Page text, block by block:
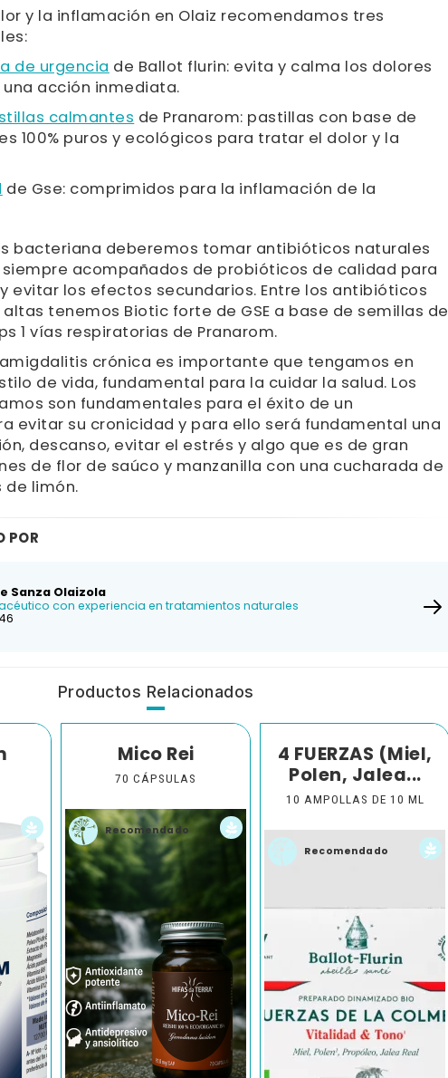
y la inflamación en Olaiz recomendamos tres
de urgenciade Ballot flurin: evita y calma los dolores
acción inmediata.
calmantesde Pranarom: pastillas con base de
100% puros y ecológicos para tratar el dolor y la
de Gse: comprimidos para la inflamación de la
bacteriana deberemos tomar antibióticos naturales
acompañados de probióticos de calidad para
evitar los efectos secundarios. Entre los antibióticos
tenemos Biotic forte de GSE a base de semillas de
1 vías respiratorias de Pranarom.
crónica es importante que tengamos en
de vida, fundamental para la cuidar la salud. Los
son fundamentales para el éxito de un
evitar su cronicidad y para ello será fundamental una
descanso, evitar el estrés y algo que es de gran
de flor de saúco y manzanilla con una cucharada de
de limón.
POR
Sanza Olaizola
con experiencia en tratamientos naturales
Productos Relacionados
Mico Rei
70 CÁPSULAS
Recomendado
4 FUERZAS (Miel,
Polen, Jalea...
10 AMPOLLAS DE 10 ML
Recomendado